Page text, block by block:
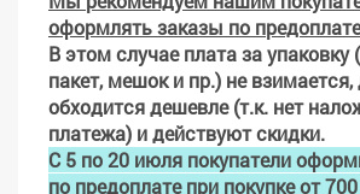
оформлять заказы по
В этом случае плата за упаковку
пакет, мешок и пр.) не взимается,
обходится дешевле (т.к. нет
платежа) и действуют скидки.
С 5 по 20 июля покупатели
по предоплате при покупке от